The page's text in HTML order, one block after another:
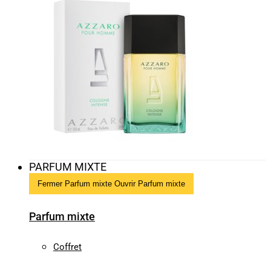
PARFUM MIXTE
Fermer Parfum mixte Ouvrir Parfum mixte
Parfum mixte
Coffret